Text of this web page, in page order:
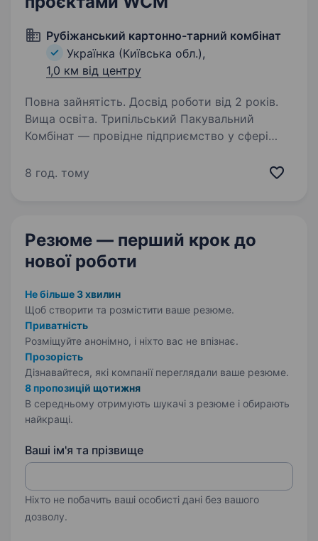
Рубіжанський картонно-тарний комбінат
Українка (Київська обл.),
1,0 км від центру
Повна зайнятість. Досвід роботи від 2 років.
Вища освіта. Трипільський Пакувальний
Комбінат — провідне підприємство у сфері
продукції для різних секторів промисловості.
8 год. тому
Резюме — перший крок до
нової роботи
Не більше 3 хвилин
Щоб створити та розмістити ваше резюме.
Приватність
Розміщуйте анонімно, і ніхто вас не впізнає.
Прозорість
Дізнавайтеся, які компанії переглядали ваше резюме.
8 пропозицій щотижня
В середньому отримують шукачі з резюме і обирають
найкращі.
Ваші ім'я та прізвище
Ніхто не побачить ваші особисті дані без вашого
дозволу.